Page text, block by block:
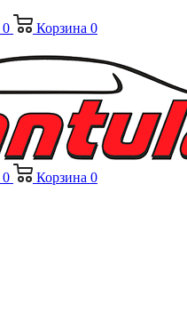
0 Корзина 0
0 Корзина 0